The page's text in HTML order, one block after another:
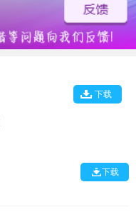
下载
下载